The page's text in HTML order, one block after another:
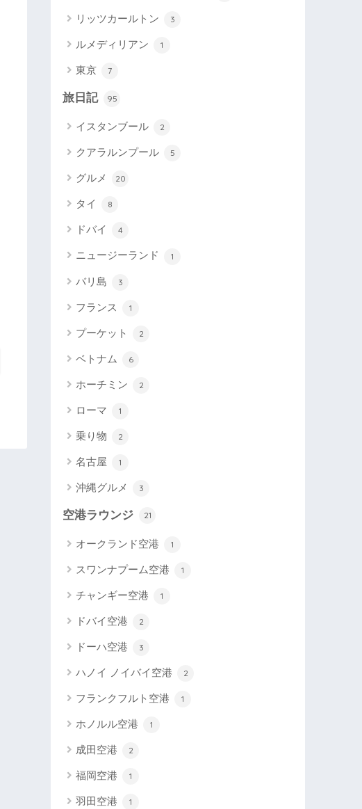
リッツカールトン 3
ルメディリアン 1
東京 7
旅日記 95
イスタンブール 2
クアラルンプール 5
グルメ 20
タイ 8
ドバイ 4
ニュージーランド 1
バリ島 3
フランス 1
プーケット 2
ベトナム 6
ホーチミン 2
ローマ 1
乗り物 2
名古屋 1
沖縄グルメ 3
空港ラウンジ 21
オークランド空港 1
スワンナプーム空港 1
チャンギー空港 1
ドバイ空港 2
ドーハ空港 3
ハノイ ノイバイ空港 2
フランクフルト空港 1
ホノルル空港 1
成田空港 2
福岡空港 1
羽田空港 1